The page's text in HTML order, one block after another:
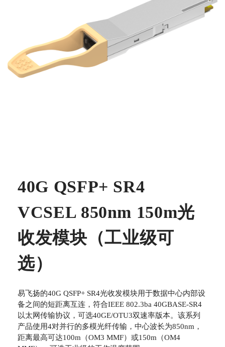
40G QSFP+ SR4
VCSEL 850nm 150m光
收发模块（工业级可
选）
易飞扬的40G QSFP+ SR4光收发模块用于数据中心内部设
备之间的短距离互连，符合IEEE 802.3ba 40GBASE-SR4
以太网传输协议，可选40GE/OTU3双速率版本。该系列
产品使用4对并行的多模光纤传输，中心波长为850nm，
距离最高可达100m（OM3 MMF）或150m（OM4